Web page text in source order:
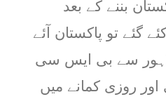
بننے کے بعد
گئے تو پاکستان آئے
لاہور سے بی ایس سی
اور روزی کمانے میں